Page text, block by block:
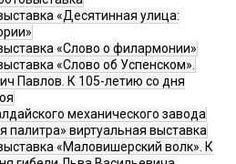
«Десятинная улица:
«Слово о филармонии»
«Слово об Успенском».
Павлов. К 105-летию со дня
механического завода
палитра» виртуальная выставка
«Маловишерский волк». К